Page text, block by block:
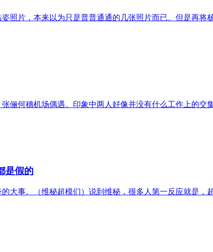
照片，本来以为只是普普通通的几张照片而已。但是再将
俪何穗机场偶遇。印象中两人好像并没有什么工作上的
是假的
大事。（维秘超模们）说到维秘，很多人第一反应就是